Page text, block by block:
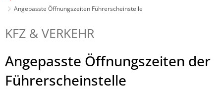
Angepasste Öffnungszeiten Führerscheinstelle
KFZ & VERKEHR
Angepasste Öffnungszeiten der
Führerscheinstelle